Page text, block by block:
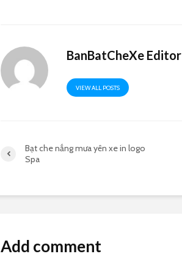
BanBatCheXe Editor
VIEW ALL POSTS
Bạt che nắng mưa yên xe in logo
Spa
Add comment